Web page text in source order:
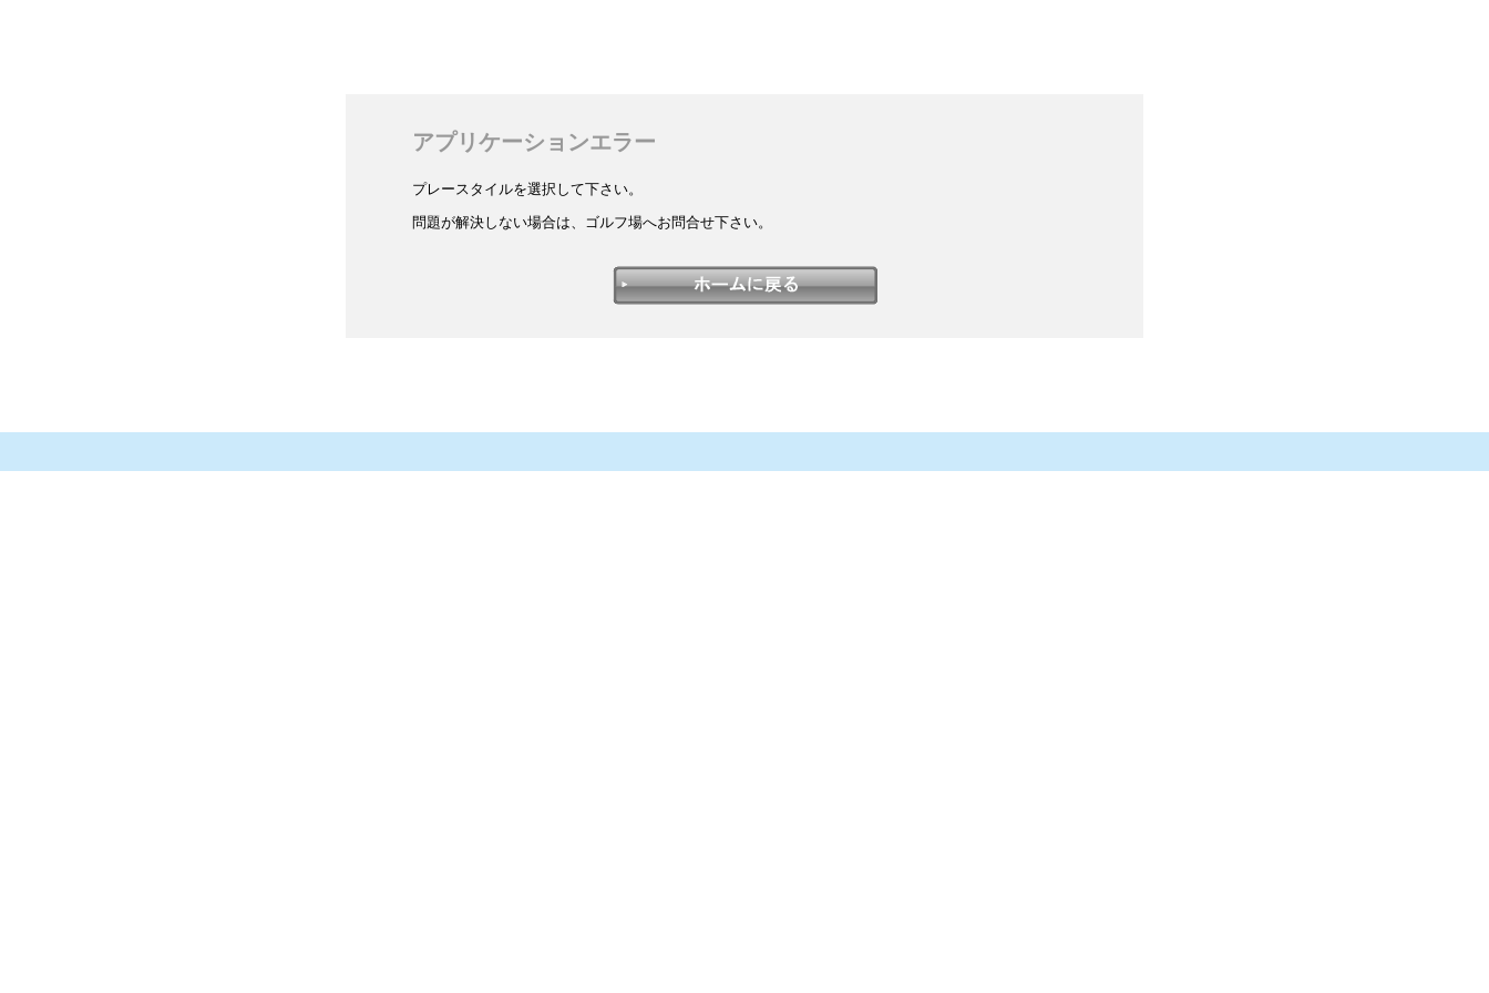
アプリケーションエラー
プレースタイルを選択して下さい。
問題が解決しない場合は、ゴルフ場へお問合せ下さい。